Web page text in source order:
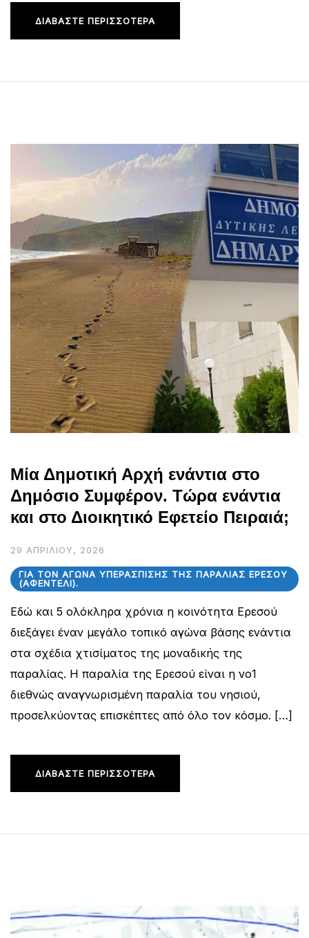
ΔΙΑΒΆΣΤΕ ΠΕΡΙΣΣΌΤΕΡΑ
Μία Δημοτική Αρχή ενάντια στο
Δημόσιο Συμφέρον. Τώρα ενάντια
και στο Διοικητικό Εφετείο Πειραιά;
29 ΑΠΡΙΛΊΟΥ, 2026
ΓΙΑ ΤΟΝ ΑΓΏΝΑ ΥΠΕΡΆΣΠΙΣΗΣ ΤΗΣ ΠΑΡΑΛΊΑΣ ΕΡΕΣΟΎ
(ΑΦΕΝΤΈΛΙ).
Εδώ και 5 ολόκληρα χρόνια η κοινότητα Ερεσού
διεξάγει έναν μεγάλο τοπικό αγώνα βάσης ενάντια
στα σχέδια χτισίματος της μοναδικής της
παραλίας. Η παραλία της Ερεσού είναι η νο1
διεθνώς αναγνωρισμένη παραλία του νησιού,
προσελκύοντας επισκέπτες από όλο τον κόσμο. […]
ΔΙΑΒΆΣΤΕ ΠΕΡΙΣΣΌΤΕΡΑ